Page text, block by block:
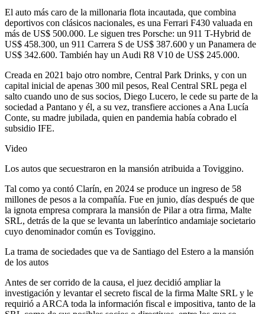
El auto más caro de la millonaria flota incautada, que combina
deportivos con clásicos nacionales, es una Ferrari F430 valuada en
más de US$ 500.000. Le siguen tres Porsche: un 911 T-Hybrid de
US$ 458.300, un 911 Carrera S de US$ 387.600 y un Panamera de
US$ 342.600. También hay un Audi R8 V10 de US$ 245.000.
Creada en 2021 bajo otro nombre, Central Park Drinks, y con un
capital inicial de apenas 300 mil pesos, Real Central SRL pega el
salto cuando uno de sus socios, Diego Lucero, le cede su parte de la
sociedad a Pantano y él, a su vez, transfiere acciones a Ana Lucía
Conte, su madre jubilada, quien en pandemia había cobrado el
subsidio IFE.
Video
Los autos que secuestraron en la mansión atribuida a Toviggino.
Tal como ya contó Clarín, en 2024 se produce un ingreso de 58
millones de pesos a la compañía. Fue en junio, días después de que
la ignota empresa comprara la mansión de Pilar a otra firma, Malte
SRL, detrás de la que se levanta un laberíntico andamiaje societario
cuyo denominador común es Toviggino.
La trama de sociedades que va de Santiago del Estero a la mansión
de los autos
Antes de ser corrido de la causa, el juez decidió ampliar la
investigación y levantar el secreto fiscal de la firma Malte SRL y le
requirió a ARCA toda la información fiscal e impositiva, tanto de la